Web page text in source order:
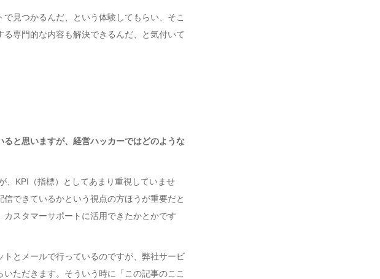
見つかるんだ、という体験してもらい、そこ
専門的な内容も解決できるんだ、と気付いて
と思いますが、経営ハッカーではどのような
、KPI（指標）としてあまり重視していませ
できているかという視点の方ほうが重要だと
スタマーサポートに活用できたかとかです
トとメールで行っているのですが、弊社サービ
ただきます。そういう時に「この記事のここ